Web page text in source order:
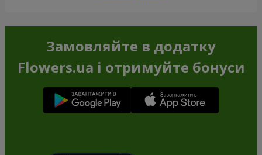
Замовляйте в додатку
Flowers.ua і отримуйте бонуси